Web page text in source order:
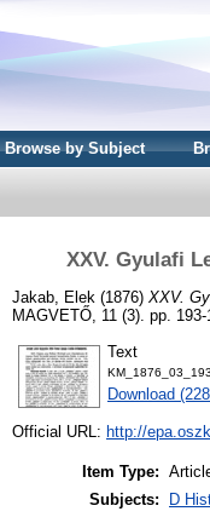
Browse by Subject
XXV. Gyulafi
Jakab, Elek (1876) XXV.
MAGVETŐ, 11 (3). pp.
Text
Download
Official URL: http://
Item Type:
Subjects:
D